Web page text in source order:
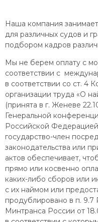
Наша компания
для различных судов и
подбором кадров
Мы не берем оплату с
соответствии с
в соответствии со ст.
организации труда «О
(принята в г. Женеве
Генеральной
Российской
государство-член
законодательства или
актов обеспечивает,
прямо или косвенно
каких-либо сборов или
с их наймом или
продублировано в п.
Минтранса России от